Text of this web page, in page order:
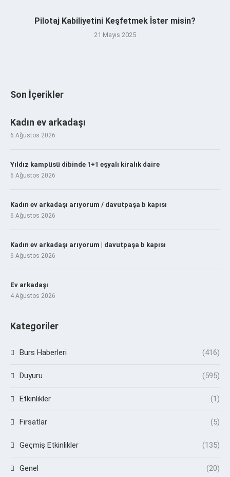
Pilotaj Kabiliyetini Keşfetmek İster misin?
21 Mayıs 2025
Son İçerikler
Kadın ev arkadaşı
6 Ağustos 2026
Yıldız kampüsü dibinde 1+1 eşyalı kiralık daire
6 Ağustos 2026
Kadın ev arkadaşı arıyorum / davutpaşa b kapısı
6 Ağustos 2026
Kadın ev arkadaşı arıyorum | davutpaşa b kapısı
6 Ağustos 2026
Ev arkadaşı
4 Ağustos 2026
Kategoriler
Burs Haberleri (416)
Duyuru (595)
Etkinlikler (1)
Fırsatlar (5)
Geçmiş Etkinlikler (135)
Genel (20)